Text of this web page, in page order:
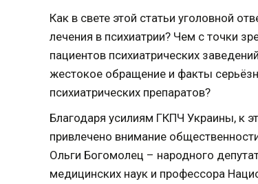
Как в свете этой статьи уголовной
лечения в психиатрии? Чем с точки
пациентов психиатрических
жестокое обращение и факты
психиатрических препаратов?
Благодаря усилиям ГКПЧ Украины, к
привлечено внимание
Ольги Богомолец – народного
медицинских наук и профессора